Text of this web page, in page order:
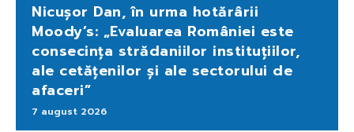
Nicușor Dan, în urma hotărârii
Moody’s: „Evaluarea României este
consecința strădaniilor instituțiilor,
ale cetățenilor și ale sectorului de
afaceri”
7 august 2026